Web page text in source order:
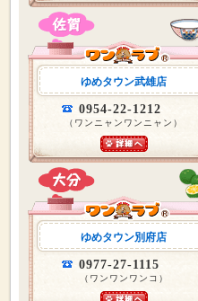
ゆめタウン武雄店
0954-22-1212
（ワンニャンワンニャン）
ゆめタウン別府店
0977-27-1115
（ワンワンワンコ）